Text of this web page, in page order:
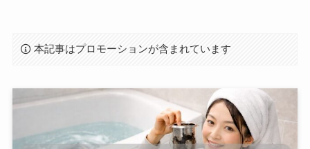
本記事はプロモーションが含まれています